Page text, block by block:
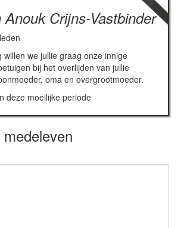
Anouk Crijns-Vastbinder
willen we jullie graag onze innige
bij het overlijden van jullie
oma en overgrootmoeder.
deze moeilijke periode